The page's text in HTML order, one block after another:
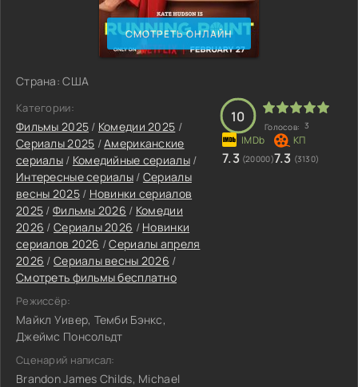
СМОТРЕТЬ ОНЛАЙН
Страна: США
Категории:
Фильмы 2025 / Комедии 2025 /
Сериалы 2025 /Американские
сериалы/ Комедийные сериалы/
Интересные сериалы / Сериалы
весны 2025/ Новинки сериалов
2025 / Фильмы 2026 / Комедии
2026 / Сериалы 2026 / Новинки
сериалов 2026 /Сериалы апреля
2026 / Сериалы весны 2026 /
Смотреть фильмы бесплатно
Режиссёр:
Майкл Уивер, Темби Бэнкс,
Джеймс Понсольдт
Сценарий написал:
Brandon James Childs, Michael
10
Голосов: 3
7.3 (20000)7.3 (3130)